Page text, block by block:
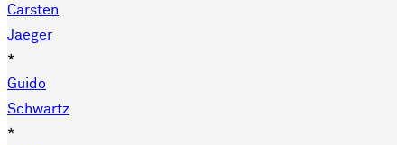
Carsten
Jaeger
*
Guido
Schwartz
*